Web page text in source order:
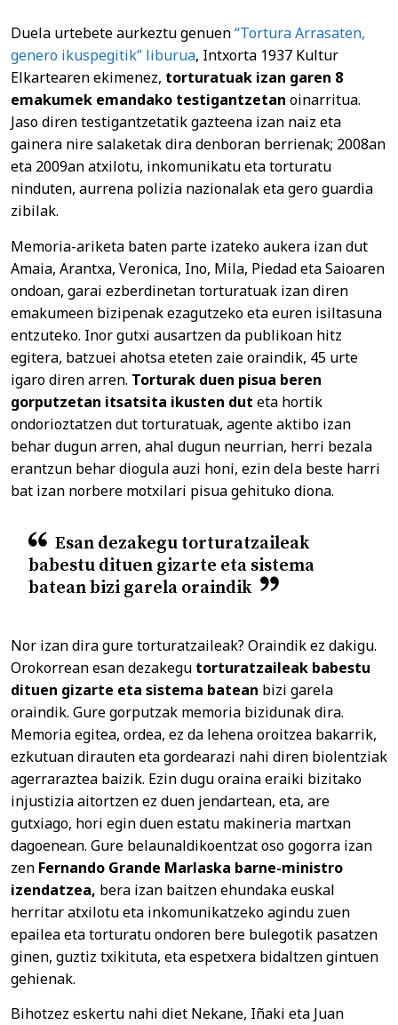
Duela urtebete aurkeztu genuen“Tortura Arrasaten,
genero ikuspegitik” liburua, Intxorta 1937 Kultur
Elkartearen ekimenez, torturatuak izan garen 8
emakumek emandako testigantzetan oinarritua.
Jaso diren testigantzetatik gazteena izan naiz eta
gainera nire salaketak dira denboran berrienak; 2008an
eta 2009an atxilotu, inkomunikatu eta torturatu
ninduten, aurrena polizia nazionalak eta gero guardia
zibilak.
Memoria-ariketa baten parte izateko aukera izan dut
Amaia, Arantxa, Veronica, Ino, Mila, Piedad eta Saioaren
ondoan, garai ezberdinetan torturatuak izan diren
emakumeen bizipenak ezagutzeko eta euren isiltasuna
entzuteko. Inor gutxi ausartzen da publikoan hitz
egitera, batzuei ahotsa eteten zaie oraindik, 45 urte
igaro diren arren. Torturak duen pisua beren
gorputzetan itsatsita ikusten dut eta hortik
ondorioztatzen dut torturatuak, agente aktibo izan
behar dugun arren, ahal dugun neurrian, herri bezala
erantzun behar diogula auzi honi, ezin dela beste harri
bat izan norbere motxilari pisua gehituko diona.
Esan dezakegu torturatzaileak
babestu dituen gizarte eta sistema
bateanbizi garela oraindik
Nor izan dira gure torturatzaileak? Oraindik ez dakigu.
Orokorrean esan dezakegu torturatzaileak babestu
dituen gizarte eta sistema batean bizi garela
oraindik. Gure gorputzak memoria bizidunak dira.
Memoria egitea, ordea, ez da lehena oroitzea bakarrik,
ezkutuan dirauten eta gordearazi nahi diren biolentziak
agerraraztea baizik. Ezin dugu oraina eraiki bizitako
injustizia aitortzen ez duen jendartean, eta, are
gutxiago, hori egin duen estatu makineria martxan
dagoenean. Gure belaunaldikoentzat oso gogorra izan
zen Fernando Grande Marlaska barne-ministro
izendatzea, bera izan baitzen ehundaka euskal
herritar atxilotu eta inkomunikatzeko agindu zuen
epailea eta torturatu ondoren bere bulegotik pasatzen
ginen, guztiz txikituta, eta espetxera bidaltzen gintuen
gehienak.
Bihotzez eskertu nahi diet Nekane, Iñaki eta Juan